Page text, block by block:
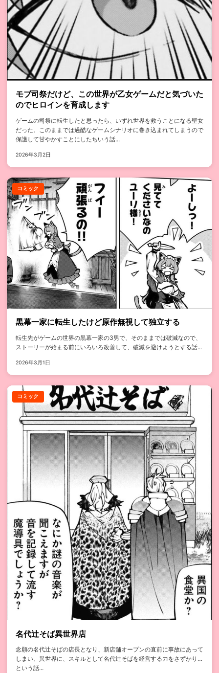
モブ司祭だけど、この世界が乙女ゲームだと気づいた
のでヒロインを育成します
ゲームの司祭に転生したと思ったら、いずれ世界を救うことになる聖女
だった。このままでは過酷なゲームシナリオに巻き込まれてしまうので
保護して甘やかすことにしたちいう話...
2026年3月2日
コミック
黒幕一家に転生したけど原作無視して独立する
転生先がゲームの世界の黒幕一家の3男で、そのままでは破滅なので、
ストーリーが始まる前にいろいろ改善して、破滅を避けようとする話...
2026年3月1日
コミック
名代辻そば異世界店
念願の名代辻そばの店長となり、新店舗オープンの直前に事故にあって
しまい、異世界に、スキルとして名代辻そばを経営する力をさずかり…
という話...